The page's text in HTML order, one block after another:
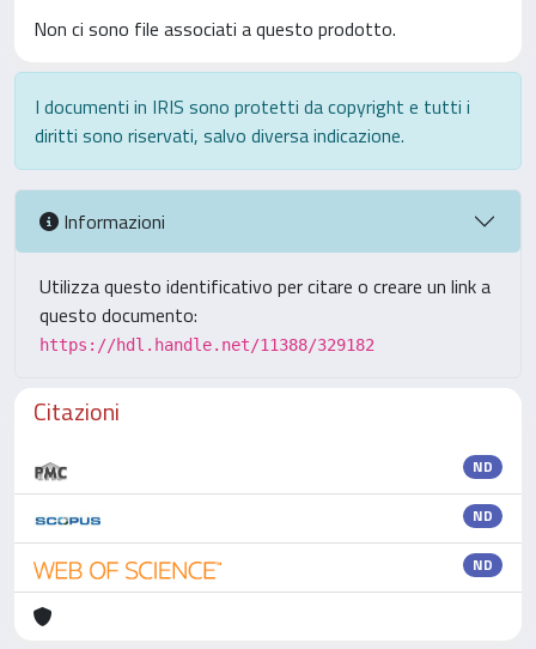
Non ci sono file associati a questo prodotto.
I documenti in IRIS sono protetti da copyright e tutti i
diritti sono riservati, salvo diversa indicazione.
Informazioni
Utilizza questo identificativo per citare o creare un link a
questo documento:
https://hdl.handle.net/11388/329182
Citazioni
ND
ND
ND